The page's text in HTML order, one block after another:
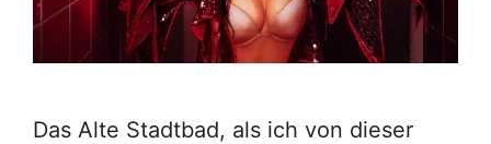
Das Alte Stadtbad, als ich von dieser